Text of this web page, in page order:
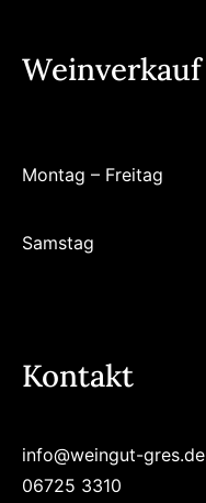
Weinverkauf
Montag – Freitag
Samstag
Kontakt
info@weingut-gres.de
06725 3310